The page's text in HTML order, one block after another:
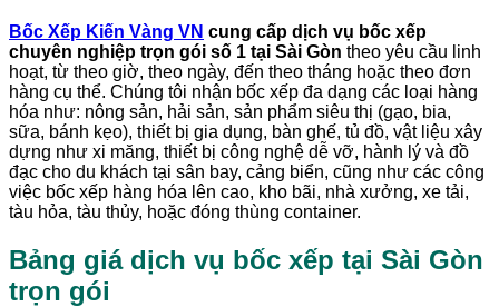
Bốc Xếp Kiến Vàng VN cung cấp dịch vụ bốc xếp
chuyên nghiệp trọn gói số 1 tại Sài Gòn theo yêu cầu linh
hoạt, từ theo giờ, theo ngày, đến theo tháng hoặc theo đơn
hàng cụ thể. Chúng tôi nhận bốc xếp đa dạng các loại hàng
hóa như: nông sản, hải sản, sản phẩm siêu thị (gạo, bia,
sữa, bánh kẹo), thiết bị gia dụng, bàn ghế, tủ đồ, vật liệu xây
dựng như xi măng, thiết bị công nghệ dễ vỡ, hành lý và đồ
đạc cho du khách tại sân bay, cảng biển, cũng như các công
việc bốc xếp hàng hóa lên cao, kho bãi, nhà xưởng, xe tải,
tàu hỏa, tàu thủy, hoặc đóng thùng container.
Bảng giá dịch vụ bốc xếp tại Sài Gòn
trọn gói